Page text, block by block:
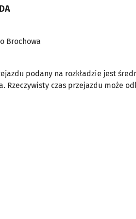
Brochowa
podany na rozkładzie jest
Rzeczywisty czas przejazdu może